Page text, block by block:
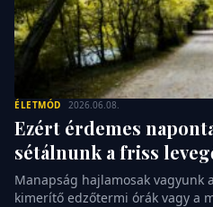
ÉLETMÓD 2026.06.08.
Ezért érdemes
sétálnunk a friss
Manapság hajlamosak vagyunk
kimerítő edzőtermi órák vagy a